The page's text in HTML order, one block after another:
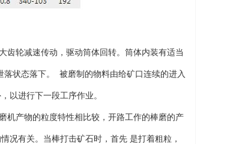
轮减速传动，驱动筒体回转。筒体内装有适当
状态落下。 被磨制的物料由给矿口连续的进入
以进行下一段工序作业。
产物的粒度特性相比较，开路工作的棒磨的产
况有关。当棒打击矿石时，首先 是打着粗粒，